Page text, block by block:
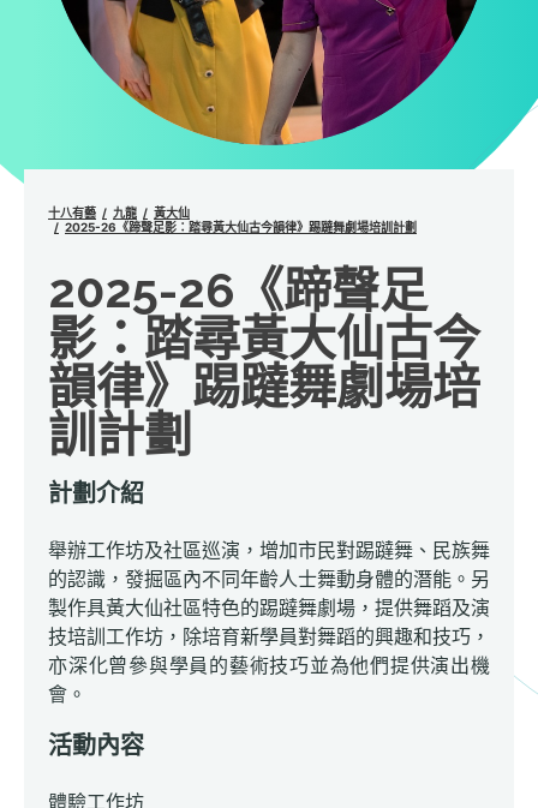
十八有藝 九龍
黃大仙
2025-26《蹄聲足影：踏尋黃大仙古今韻律》踢躂舞劇場培訓計劃
2025-26《蹄聲足
影：踏尋黃大仙古今
韻律》踢躂舞劇場培
訓計劃
計劃介紹
舉辦工作坊及社區巡演，增加市民對踢躂舞、民族舞
的認識，發掘區內不同年齡人士舞動身體的潛能。另
製作具黃大仙社區特色的踢躂舞劇場，提供舞蹈及演
技培訓工作坊，除培育新學員對舞蹈的興趣和技巧，
亦深化曾參與學員的藝術技巧並為他們提供演出機
會。
活動內容
體驗工作坊